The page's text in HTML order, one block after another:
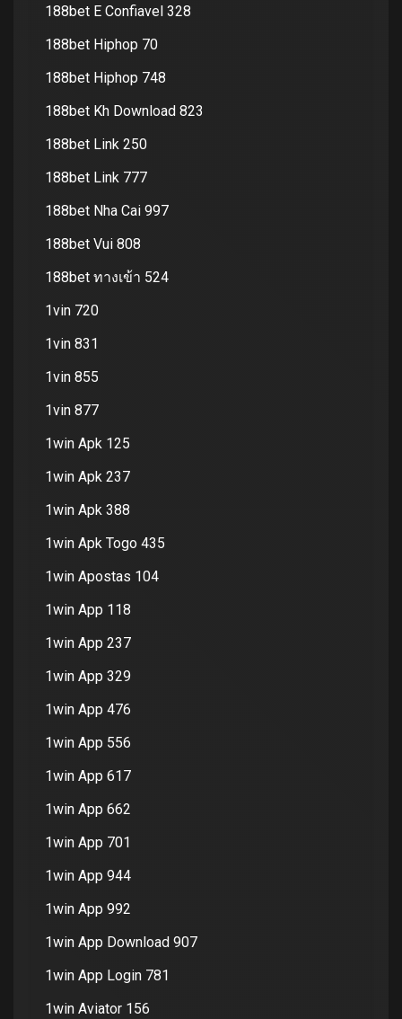
188bet E Confiavel 328
188bet Hiphop 70
188bet Hiphop 748
188bet Kh Download 823
188bet Link 250
188bet Link 777
188bet Nha Cai 997
188bet Vui 808
188bet ทางเข้า 524
1vin 720
1vin 831
1vin 855
1vin 877
1win Apk 125
1win Apk 237
1win Apk 388
1win Apk Togo 435
1win Apostas 104
1win App 118
1win App 237
1win App 329
1win App 476
1win App 556
1win App 617
1win App 662
1win App 701
1win App 944
1win App 992
1win App Download 907
1win App Login 781
1win Aviator 156